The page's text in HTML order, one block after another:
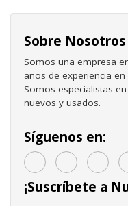
Sobre Nosotros
Somos una empresa
años de experiencia
Somos especialistas
nuevos y usados.
Síguenos en:
¡Suscríbete a